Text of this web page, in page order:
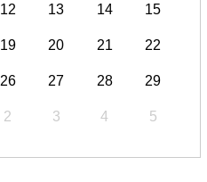
12 13 14 15
19 20 21 22
26 27 28 29
2 3 4 5